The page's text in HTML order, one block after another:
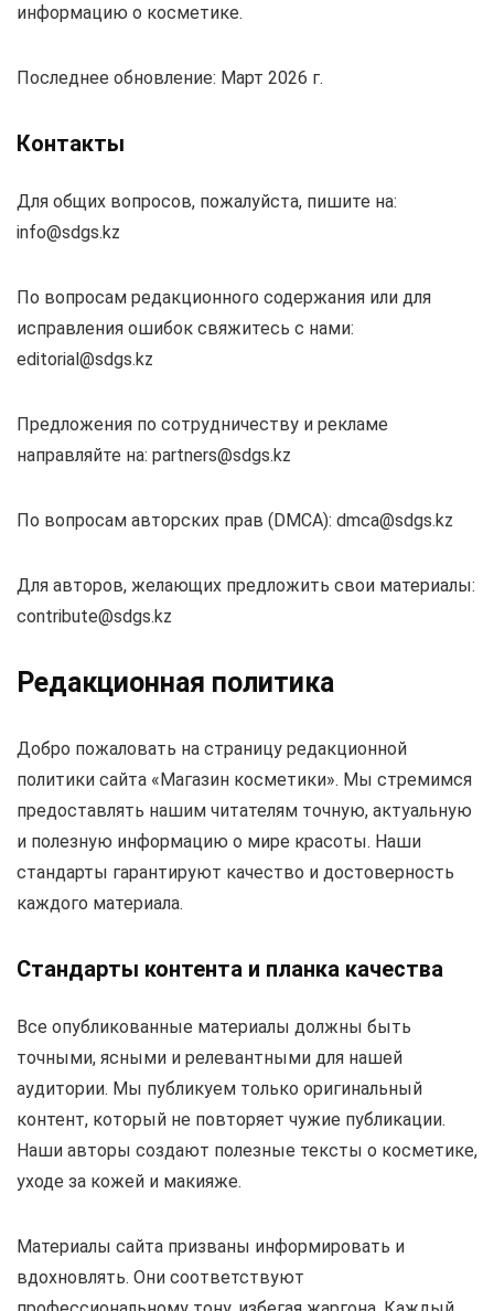
информацию о косметике.
Последнее обновление: Март 2026 г.
Контакты
Для общих вопросов, пожалуйста, пишите на:
info@sdgs.kz
По вопросам редакционного содержания или для
исправления ошибок свяжитесь с нами:
editorial@sdgs.kz
Предложения по сотрудничеству и рекламе
направляйте на: partners@sdgs.kz
По вопросам авторских прав (DMCA): dmca@sdgs.kz
Для авторов, желающих предложить свои материалы:
contribute@sdgs.kz
Редакционная политика
Добро пожаловать на страницу редакционной
политики сайта «Магазин косметики». Мы стремимся
предоставлять нашим читателям точную, актуальную
и полезную информацию о мире красоты. Наши
стандарты гарантируют качество и достоверность
каждого материала.
Стандарты контента и планка качества
Все опубликованные материалы должны быть
точными, ясными и релевантными для нашей
аудитории. Мы публикуем только оригинальный
контент, который не повторяет чужие публикации.
Наши авторы создают полезные тексты о косметике,
уходе за кожей и макияже.
Материалы сайта призваны информировать и
вдохновлять. Они соответствуют